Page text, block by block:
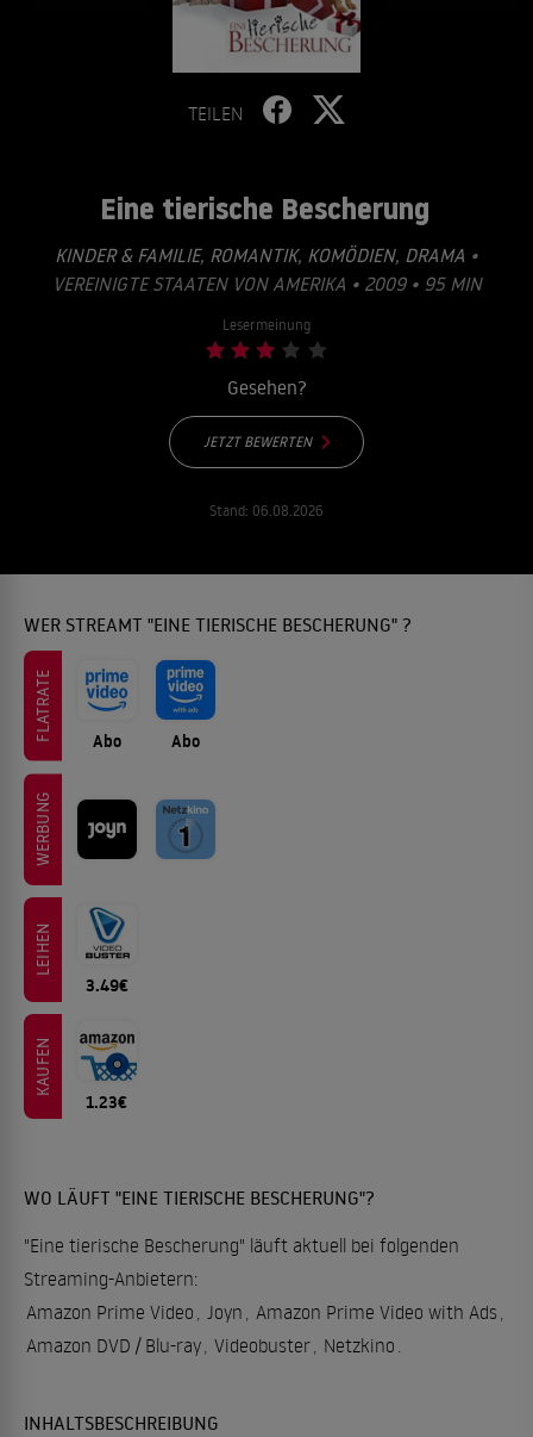
TEILEN
Eine tierische Bescherung
KINDER & FAMILIE, ROMANTIK, KOMÖDIEN, DRAMA •
VEREINIGTE STAATEN VON AMERIKA • 2009 • 95 MIN
Lesermeinung
Gesehen?
JETZT BEWERTEN
Stand: 06.08.2026
WER STREAMT "EINE TIERISCHE BESCHERUNG" ?
FLATRATE Abo Abo
WERBUNG
LEIHEN
3.49€
KAUFEN
1.23€
WO LÄUFT "EINE TIERISCHE BESCHERUNG"?
"Eine tierische Bescherung" läuft aktuell bei folgenden
Streaming-Anbietern:
Amazon Prime Video , Joyn , Amazon Prime Video with Ads,
Amazon DVD / Blu-ray, Videobuster, Netzkino .
INHALTSBESCHREIBUNG